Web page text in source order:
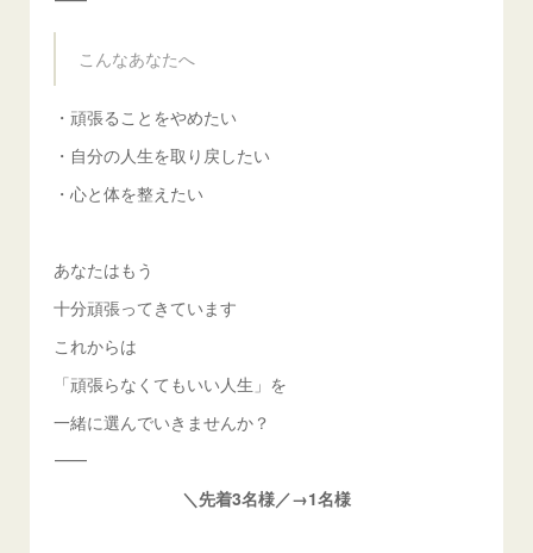
こんなあなたへ
・頑張ることをやめたい
・自分の人生を取り戻したい
・心と体を整えたい
あなたはもう
十分頑張ってきています
これからは
「頑張らなくてもいい人生」を
一緒に選んでいきませんか？
⸻
＼先着3名様／→1名様